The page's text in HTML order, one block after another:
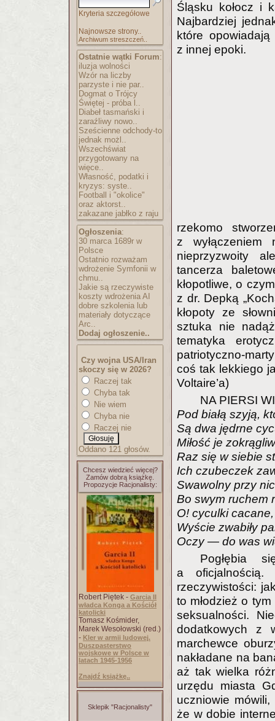
Kryteria szczegółowe
Najnowsze strony..
Archiwum streszczeń..
Ostatnie wątki Forum:
iluzja wolności
Wzór na liczby
parzyste i nie par..
Dogmat o Trójcy
Świętej - próba l..
Diabeł tasmański i
zaraźliwy nowo..
Sześcienne odchody-to
jednak możl..
Wszechświat
przygotowany na
więce..
Własność, podatki i
kryzys: syste..
Football i "okolice"
oraz aktorst..
zakazane jabłko z raju
Ogłoszenia:
30 marca 1689r w
Polsce
Ostatnio rozważam
wdrożenie Symfonii w
chmu..
Jakie są rzeczywiste
koszty wdrożenia AI
dobre szkolenia lub
materiały dotyczące
Arc..
Dodaj ogłoszenie..
Czy wojna USA/Iran
skoczy się w 2026?
Raczej tak
Chyba tak
Nie wiem
Chyba nie
Raczej nie
Oddano 121 głosów.
Chcesz wiedzieć więcej?
Zamów dobrą książkę.
Propozycje Racjonalisty:
Robert Piętek - Garcia II
władca Konga a Kościół
katolicki
Tomasz Kośmider,
Marek Wesołowski (red.)
- Kler w armii ludowej.
Duszpasterstwo
wojskowe w Polsce w
latach 1945-1956
Znajdź książkę..
Sklepik "Racjonalisty"
Śląsku kołocz i
Najbardziej
które
z innej epoki.
rzekomo
z wyłączeniem
nieprzyzwoity
tancerza
kłopotliwe, o
z dr. Depką
kłopoty ze
sztuka nie
tematyka
patriotyczno-
coś tak lekkiego
Voltaire’a)
NA PIERSI
Pod białą szyją,
Są dwa jędrne
Miłość je
Raz się w siebie
Ich czubeczek
Swawolny przy
Bo swym ruchem
O! cyculki
Wyście zwabiły
Oczy — do was
Pogłębia
a
rzeczywistości:
to młodzież o
seksualności.
dodatkowych z
marchewce
nakładane na
aż tak wielka
urzędu miasta
uczniowie
że w dobie